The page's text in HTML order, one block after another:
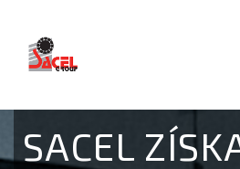
SACEL